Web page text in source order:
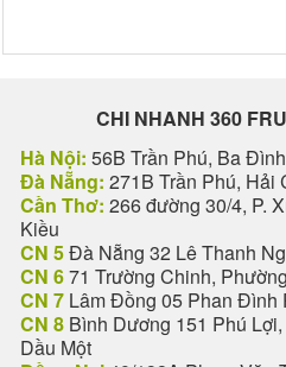
CHI NHANH 360
Hà Nội: 56B Trần Phú, Ba
Đà Nẵng: 271B Trần Phú, Hải
Cần Thơ: 266 đường 30/4, P.
Kiều
CN 5Đà Nẵng 32 Lê Thanh
CN 671 Trường Chinh,
CN 7 Lâm Đồng 05 Phan Đình
CN 8 Bình Dương 151 Phú
Dầu Một